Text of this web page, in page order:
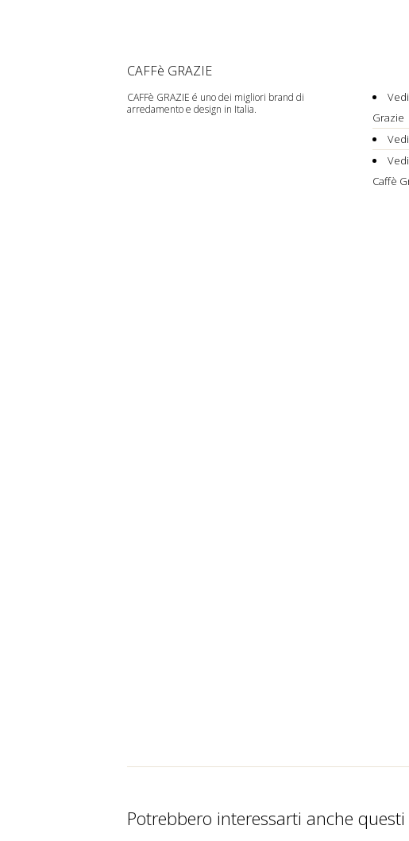
CAFFè GRAZIE
CAFFè GRAZIE é uno dei migliori brand di
arredamento e design in Italia.
Grazie
Caffè
Potrebbero interessarti anche